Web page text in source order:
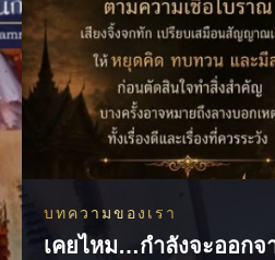
บทความของเรา
เคยไหม…กำลังจะออกจ